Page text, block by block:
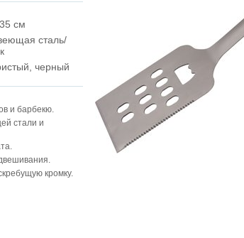
см
сталь/
черный
и барбекю.
стали и
кромку.